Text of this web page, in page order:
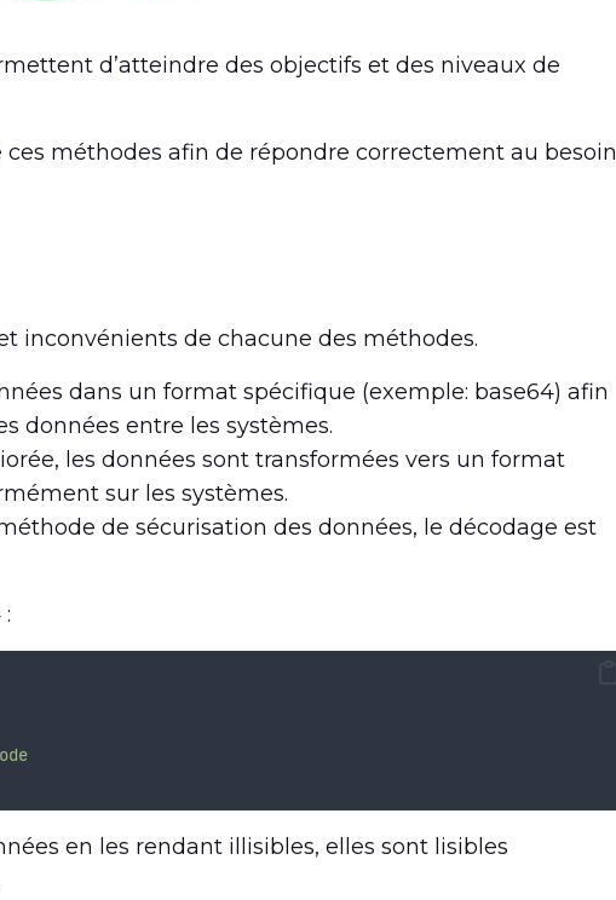
d’atteindre des objectifs et des niveaux de
méthodes afin de répondre correctement au besoin
inconvénients de chacune des méthodes.
dans un format spécifique (exemple: base64) afin
données entre les systèmes.
les données sont transformées vers un format
sur les systèmes.
de sécurisation des données, le décodage est
en les rendant illisibles, elles sont lisibles